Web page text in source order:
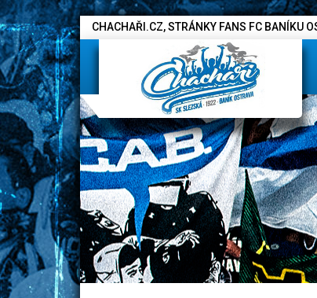
CHACHAŘI.CZ, STRÁNKY FANS FC BANÍKU